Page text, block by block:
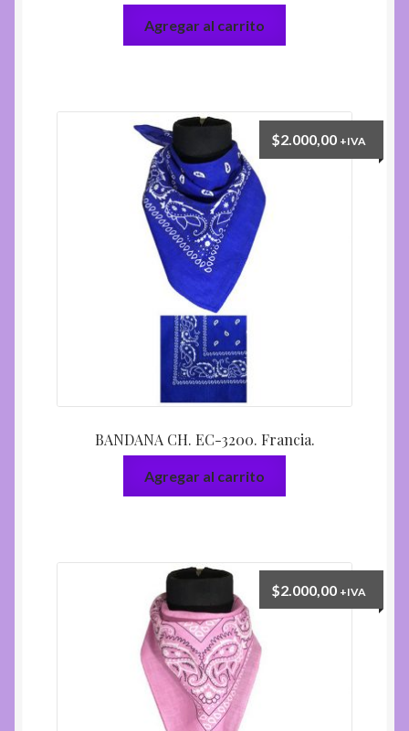
Agregar al carrito
BANDANA CH. EC-3200. Francia.
$2.000,00 +IVA
Agregar al carrito
$2.000,00 +IVA